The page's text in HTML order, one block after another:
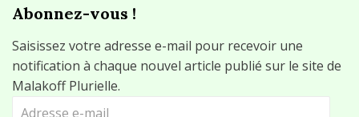
Abonnez-vous !
Saisissez votre adresse e-mail pour recevoir une
notification à chaque nouvel article publié sur le site de
Malakoff Plurielle.
Adresse